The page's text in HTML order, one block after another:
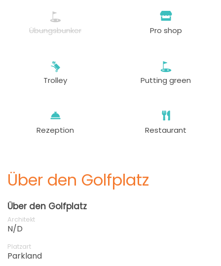
Übungsbunker Pro shop
Trolley Putting green
Rezeption Restaurant
Über den Golfplatz
Über den Golfplatz
Architekt
N/D
Platzart
Parkland